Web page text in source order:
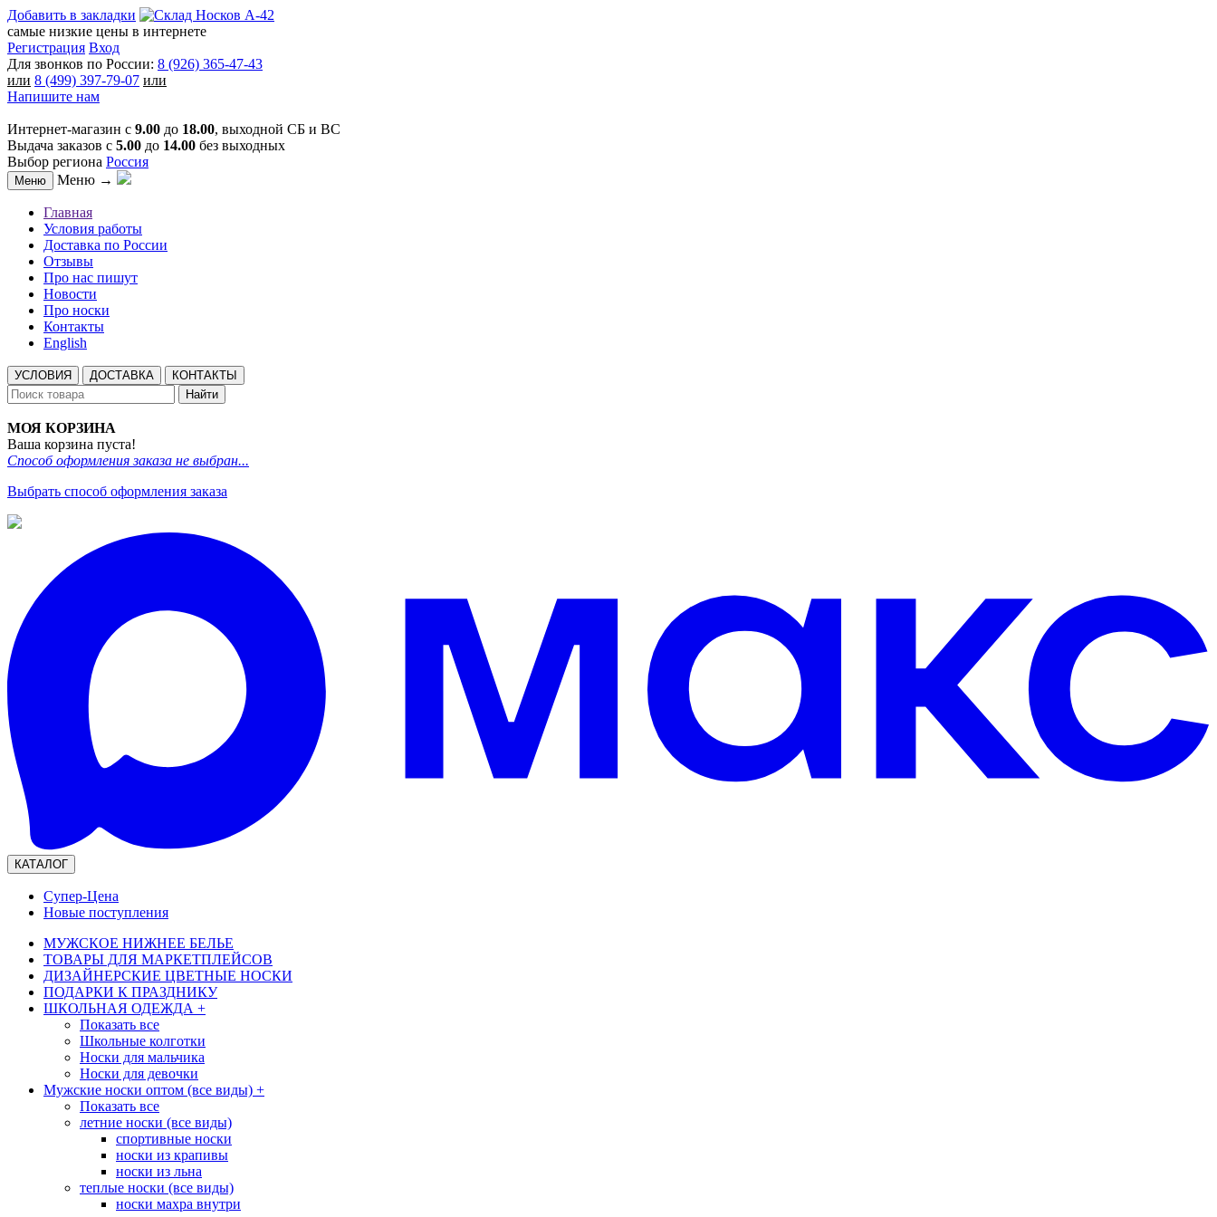
Добавить в закладки
самые низкие цены в интернете
Регистрация Вход
Для звонков по России: 8 (926) 365-47-43
или 8 (499) 397-79-07 или
Напишите нам
Интернет-магазин с 9.00 до 18.00, выходной СБ и ВС
Выдача заказов с 5.00 до 14.00 без выходных
Выбор региона Россия
Меню Меню →
Главная
Условия работы
Доставка по России
Отзывы
Про нас пишут
Новости
Про носки
Контакты
English
УСЛОВИЯ ДОСТАВКА
КОНТАКТЫ
Найти
МОЯ КОРЗИНА
Ваша корзина пуста!
Способ оформления заказа не выбран...
Выбрать способ оформления заказа
КАТАЛОГ
Супер-Цена
Новые поступления
МУЖСКОЕ НИЖНЕЕ БЕЛЬЕ
ТОВАРЫ ДЛЯ МАРКЕТПЛЕЙСОВ
ДИЗАЙНЕРСКИЕ ЦВЕТНЫЕ НОСКИ
ПОДАРКИ К ПРАЗДНИКУ
ШКОЛЬНАЯ ОДЕЖДА +
Показать все
Школьные колготки
Носки для мальчика
Носки для девочки
Мужские носки оптом (все виды) +
Показать все
летние носки (все виды)
спортивные носки
носки из крапивы
носки из льна
теплые носки (все виды)
носки махра внутри